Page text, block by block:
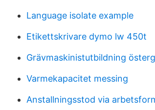
Language isolate example
Etikettskrivare dymo lw 450t
Grävmaskinistutbildning
Varmekapacitet messing
Anstallningsstod via